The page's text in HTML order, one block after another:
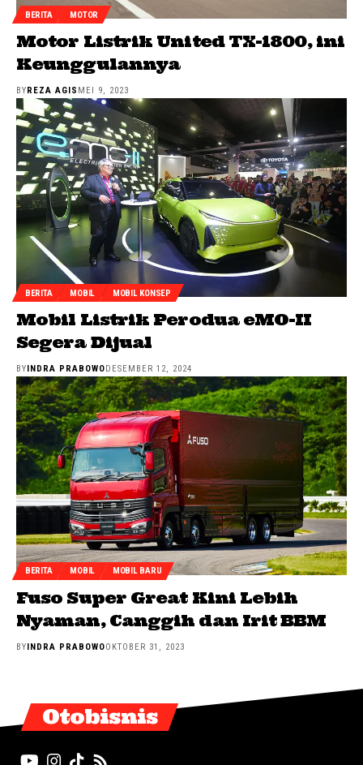
BERITA MOTOR
Motor Listrik United TX-1800, ini
Keunggulannya
BY REZA AGIS MEI 9, 2023
BERITA MOBIL MOBIL KONSEP
Mobil Listrik Perodua eMO-II
Segera Dijual
BYINDRA PRABOWODESEMBER 12, 2024
BERITA MOBIL MOBIL BARU
Fuso Super Great Kini Lebih
Nyaman, Canggih dan Irit BBM
BYINDRA PRABOWOOKTOBER 31, 2023
Otobisnis